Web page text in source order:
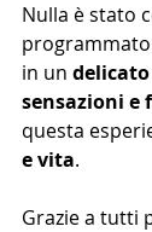
Nulla è stato
in un
sensazioni e
questa
e vita.
Grazie a tutti